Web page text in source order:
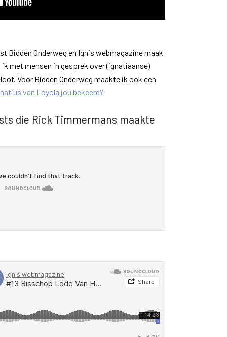
Bidden Onderweg en Ignis webmagazine maak
ik met mensen in gesprek over (ignatiaanse)
Voor Bidden Onderweg maakte ik ook een
van Loyola jou bekeerd?
die Rick Timmermans maakte